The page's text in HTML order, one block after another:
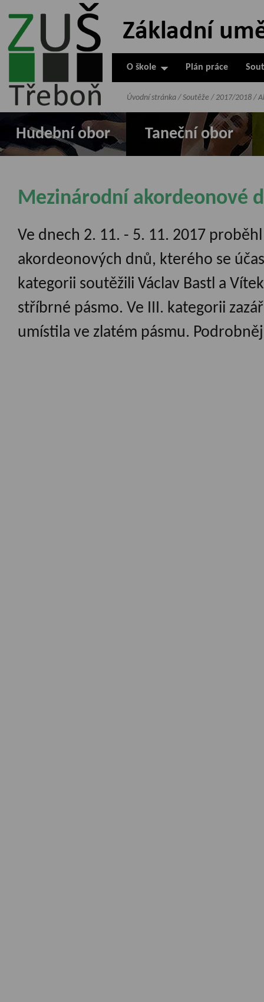
ZUŠ Třeboň -
Základní
umělecká škola
O škole Plán práce
Hudební obor Taneční obor
Úvodní stránka / Soutěže / 2017/2018 /
Mezinárodní akordeonové
Ve dnech 2. 11. - 5. 11. 2017
akordeonových dnů, kterého se
kategorii soutěžili Václav Bastl a
stříbrné pásmo. Ve III. kategorii
umístila ve zlatém pásmu.